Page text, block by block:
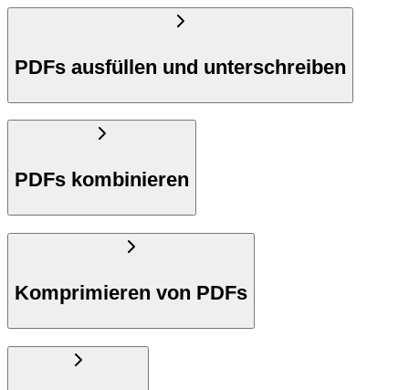
PDFs ausfüllen und unterschreiben
PDFs kombinieren
Komprimieren von PDFs